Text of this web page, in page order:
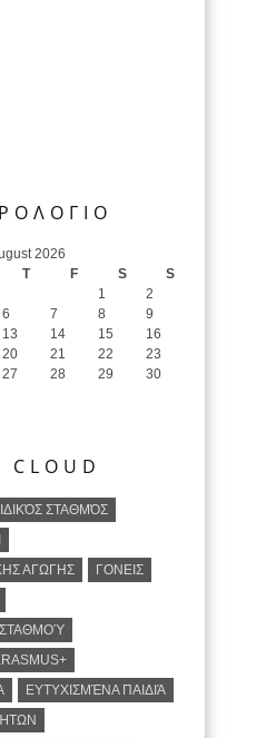
2026
T F S S
1
2
6 7 8
9
13 14 15
16
20 21 22
23
27 28 29
30
CLOUD
ΣΤΑΘΜΌΣ
ΑΓΩΓΗΣ
ΓΟΝΕΙΣ
ΣΤΑΘΜΟΎ
ΕΥΤΥΧΙΣΜΈΝΑ ΠΑΙΔΙΆ